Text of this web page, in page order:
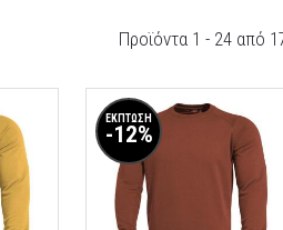
Προϊόντα 1 - 24 από
ΕΚΠΤΩΣΗ
-12%